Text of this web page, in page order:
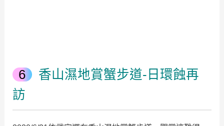
香山濕地賞蟹步道-日環蝕再
訪